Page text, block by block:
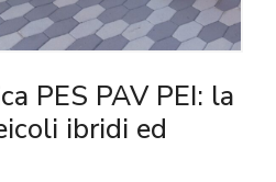
PES PAV PEI: la
ibridi ed